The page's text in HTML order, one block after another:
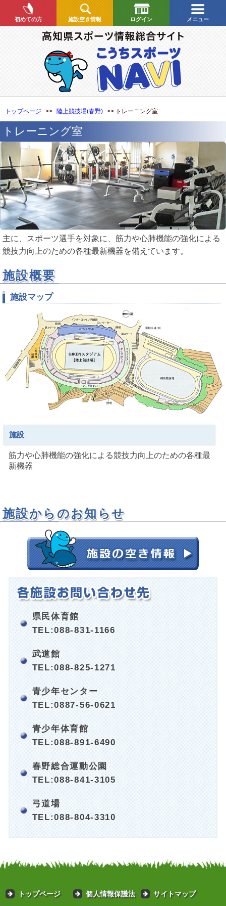
初めての方 施設空き情報 ログイン メニュー
トップページ >> 陸上競技場(春野) >> トレーニング室
トレーニング室
主に、スポーツ選手を対象に、筋力や心肺機能の強化による
競技力向上のための各種最新機器を備えています。
施設概要
施設マップ
施設
筋力や心肺機能の強化による競技力向上のための各種最
新機器
施設からのお知らせ
県民体育館
TEL:088-831-1166
武道館
TEL:088-825-1271
青少年センター
TEL:0887-56-0621
青少年体育館
TEL:088-891-6490
春野総合運動公園
TEL:088-841-3105
弓道場
TEL:088-804-3310
トップページ 個人情報保護法 サイトマップ